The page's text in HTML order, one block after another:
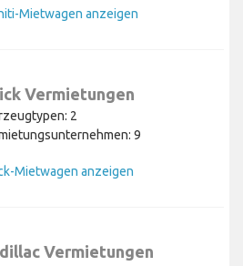
Mietwagen anzeigen
Vermietungen
2
9
Mietwagen anzeigen
Vermietungen